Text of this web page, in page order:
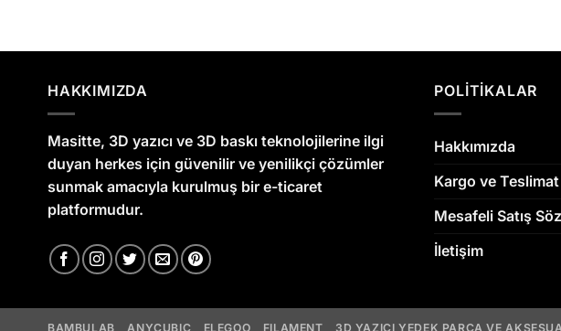
HAKKIMIZDA
Masitte, 3D yazıcı ve 3D baskı teknolojilerine ilgi
duyan herkes için güvenilir ve yenilikçi çözümler
sunmak amacıyla kurulmuş bir e-ticaret
platformudur.
POLİTİKALAR
Hakkımızda
Kargo ve
Mesafeli Satış
İletişim
BAMBULAB ANYCUBIC ELEGOO FILAMENT 3D YAZICI YEDEK PARÇA VE